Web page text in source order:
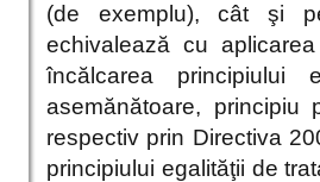
(de exemplu), cât şi
echivalează cu
încălcarea principiului
asemănătoare, principiu
respectiv prin Directiva
principiului egalităţii de